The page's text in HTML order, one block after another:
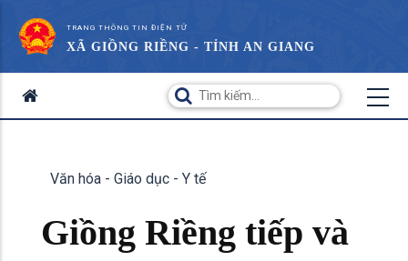
TRANG THÔNG TIN ĐIỆN TỬ
XÃ GIỒNG RIỀNG - TỈNH AN GIANG
Văn hóa - Giáo dục - Y tế
Giồng Riềng tiếp và